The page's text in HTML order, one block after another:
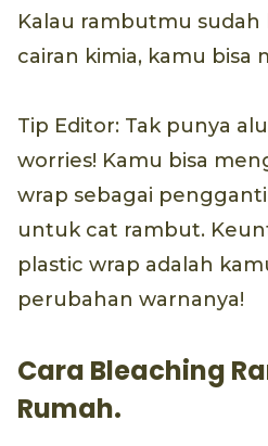
Kalau rambutmu sudah
cairan kimia, kamu bisa
Tip Editor: Tak punya
worries! Kamu bisa
wrap sebagai
untuk cat rambut.
plastic wrap adalah
perubahan warnanya!
Cara Bleaching
Rumah.